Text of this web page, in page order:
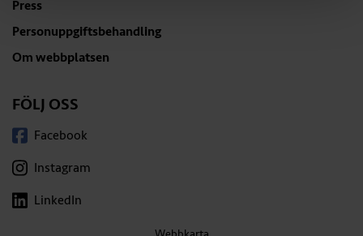
Press
Personuppgiftsbehandling
Om webbplatsen
FÖLJ OSS
Facebook
Instagram
LinkedIn